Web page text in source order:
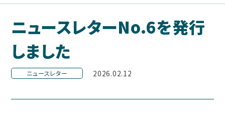
ニュースレターNo.6を発行
しました
ニュースレター 2026.02.12